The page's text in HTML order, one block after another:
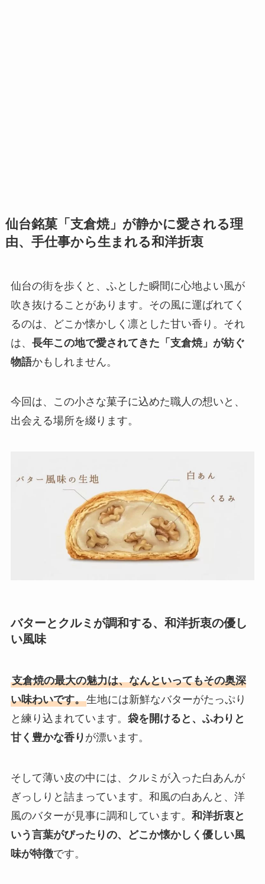
仙台銘菓「支倉焼」が静かに愛される理
由、手仕事から生まれる和洋折衷
仙台の街を歩くと、ふとした瞬間に心地よい風が
吹き抜けることがあります。その風に運ばれてく
るのは、どこか懐かしく凛とした甘い香り。それ
は、 長年この地で愛されてきた「支倉焼」が紡ぐ
物語かもしれません。
今回は、この小さな菓子に込めた職人の想いと、
出会える場所を綴ります。
バターとクルミが調和する、和洋折衷の優し
い風味
支倉焼の最大の魅力は、なんといってもその奥深
い味わいです。生地には新鮮なバターがたっぷり
と練り込まれています。 袋を開けると、ふわりと
甘く豊かな香り が漂います。
そして薄い皮の中には、クルミが入った白あんが
ぎっしりと詰まっています。和風の白あんと、洋
風のバターが見事に調和しています。 和洋折衷と
いう言葉がぴったりの、どこか懐かしく優しい風
味が特徴です。